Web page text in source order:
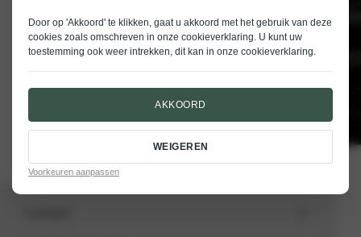
Door op 'Akkoord' te klikken, gaat u akkoord met het gebruik van deze
cookies zoals omschreven in onze cookieverklaring. U kunt uw
toestemming ook weer intrekken, dit kan in onze cookieverklaring.
AKKOORD
WEIGEREN
Voorkeuren aanpassen
VERSTUREN